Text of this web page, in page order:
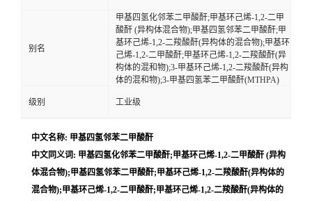
别名
甲基四氢化邻苯二甲酸酐;甲基环己烯-1,2-二甲
酸酐 (异构体混合物);甲基四氢邻苯二甲酸酐;甲
基环己烯-1,2-二羧酸酐(异构体的混合物);甲基环
己烯-1,2-二甲酸酐;甲基环己烯-1,2-二羧酸酐(异
构体的混和物);3-甲基环己烯-1,2-二羧酸酐(异构
体的混和物);3-甲基四氢苯二甲酸酐(MTHPA)
级别 工业级
中文名称: 甲基四氢邻苯二甲酸酐
中文同义词: 甲基四氢化邻苯二甲酸酐;甲基环己烯-1,2-二甲酸酐 (异构
体混合物);甲基四氢邻苯二甲酸酐;甲基环己烯-1,2-二羧酸酐(异构体的
混合物);甲基环己烯-1,2-二甲酸酐;甲基环己烯-1,2-二羧酸酐(异构体的